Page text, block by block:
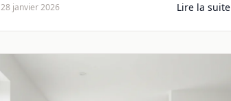
28 janvier 2026 Lire la suite